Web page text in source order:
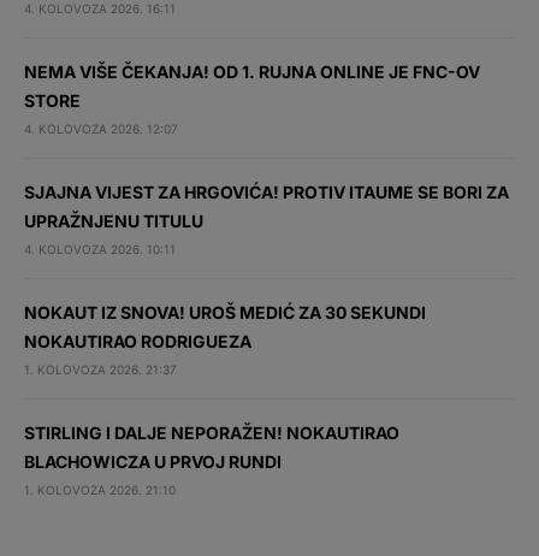
4. KOLOVOZA 2026. 16:11
NEMA VIŠE ČEKANJA! OD 1. RUJNA ONLINE JE FNC-OV
STORE
4. KOLOVOZA 2026. 12:07
SJAJNA VIJEST ZA HRGOVIĆA! PROTIV ITAUME SE BORI ZA
UPRAŽNJENU TITULU
4. KOLOVOZA 2026. 10:11
NOKAUT IZ SNOVA! UROŠ MEDIĆ ZA 30 SEKUNDI
NOKAUTIRAO RODRIGUEZA
1. KOLOVOZA 2026. 21:37
STIRLING I DALJE NEPORAŽEN! NOKAUTIRAO
BLACHOWICZA U PRVOJ RUNDI
1. KOLOVOZA 2026. 21:10